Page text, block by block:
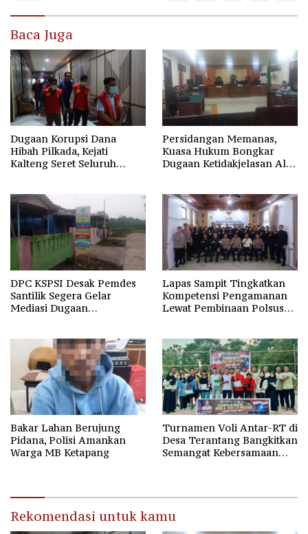
Baca Juga
Dugaan Korupsi Dana
Hibah Pilkada, Kejati
Kalteng Seret Seluruh
Persidangan Memanas,
Kuasa Hukum Bongkar
Dugaan Ketidakjelasan Alur
DPC KSPSI Desak Pemdes
Santilik Segera Gelar
Mediasi Dugaan
Lapas Sampit Tingkatkan
Kompetensi Pengamanan
Lewat Pembinaan Polsus
Bakar Lahan Berujung
Pidana, Polisi Amankan
Warga MB Ketapang
Turnamen Voli Antar-RT di
Desa Terantang Bangkitkan
Semangat Kebersamaan
Rekomendasi untuk kamu